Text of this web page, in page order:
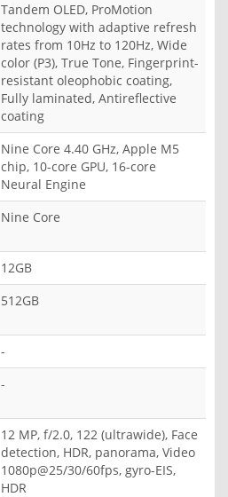
Tandem OLED, ProMotion
technology with adaptive refresh
rates from 10Hz to 120Hz, Wide
color (P3), True Tone, Fingerprint-
resistant oleophobic coating,
Fully laminated, Antireflective
coating
Nine Core 4.40 GHz, Apple M5
chip, 10-core GPU, 16-core
Neural Engine
Nine Core
12GB
512GB
-
-
12 MP, f/2.0, 122 (ultrawide), Face
detection, HDR, panorama, Video
1080p@25/30/60fps, gyro-EIS,
HDR